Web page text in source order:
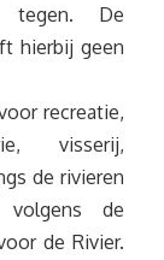
tegen. De
hierbij geen
recreatie,
visserij,
de rivieren
volgens de
de Rivier.